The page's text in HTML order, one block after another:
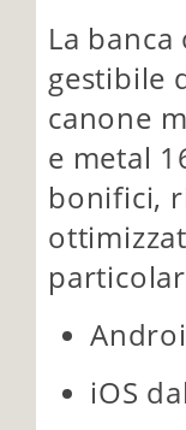
La
gestibile
canone
e metal
bonifici,
iOS